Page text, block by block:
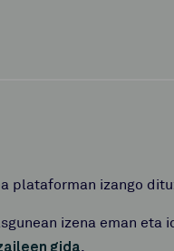
plataforman izango
izena eman eta
gida.